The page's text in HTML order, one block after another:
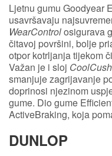
Ljetnu gumu Goodyear
usavršavaju
WearControlosigurava
čitavoj površini, bolje
otpor kotrljanja tijekom
Važan je i sloj
smanjuje zagrijavanje
doprinosi njezinom
gume. Dio gume
ActiveBraking, koja
DUNLOP